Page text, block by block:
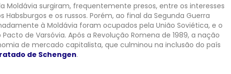
Moldávia surgiram, frequentemente presos, entre os interesses
e os russos. Porém, ao final da Segunda Guerra
à Moldávia foram ocupados pela União Soviética, e o
de Varsóvia. Após a Revolução Romena de 1989, a nação
de mercado capitalista, que culminou na inclusão do país
de Schengen.